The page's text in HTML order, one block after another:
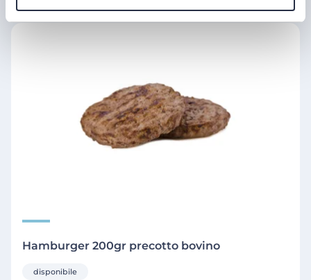
Hamburger 200gr precotto bovino
disponibile